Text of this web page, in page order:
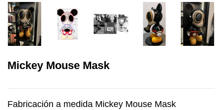
Mickey Mouse Mask
Fabricación a medida Mickey Mouse Mask